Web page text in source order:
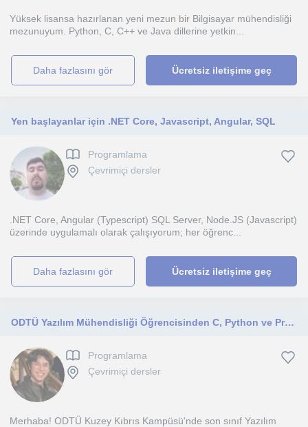
Yüksek lisansa hazırlanan yeni mezun bir Bilgisayar mühendisliği
mezunuyum. Python, C, C++ ve Java dillerine yetkin...
daha fazlasını gör Ücretsiz iletişime geç
Yen başlayanlar için .NET Core, Javascript, Angular, SQL
Programlama
Çevrimiçi dersler
.NET Core, Angular (Typescript) SQL Server, Node.JS (Javascript)
üzerinde uygulamalı olarak çalışıyorum; her öğrenc...
daha fazlasını gör Ücretsiz iletişime geç
ODTÜ Yazılım Mühendisliği Öğrencisinden C, Python ve Programlama Dersleri
Programlama
Çevrimiçi dersler
Merhaba! ODTÜ Kuzey Kıbrıs Kampüsü'nde son sınıf Yazılım